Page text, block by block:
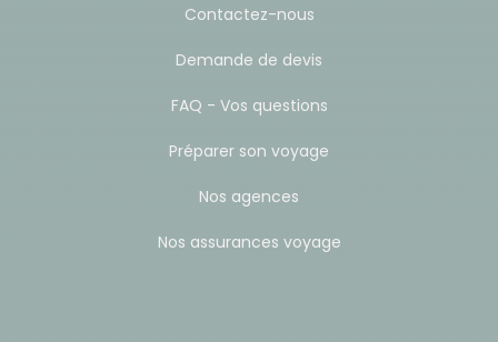
Contactez-nous
Demande de devis
FAQ - Vos questions
Préparer son voyage
Nos agences
Nos assurances voyage